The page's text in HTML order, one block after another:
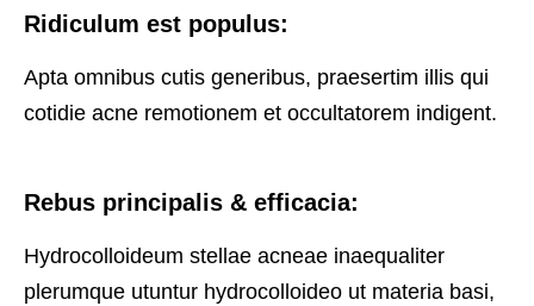
Ridiculum est populus:
Apta omnibus cutis generibus, praesertim illis qui
cotidie acne remotionem et occultatorem indigent.
Rebus principalis & efficacia:
Hydrocolloideum stellae acneae inaequaliter
plerumque utuntur hydrocolloideo ut materia basi,